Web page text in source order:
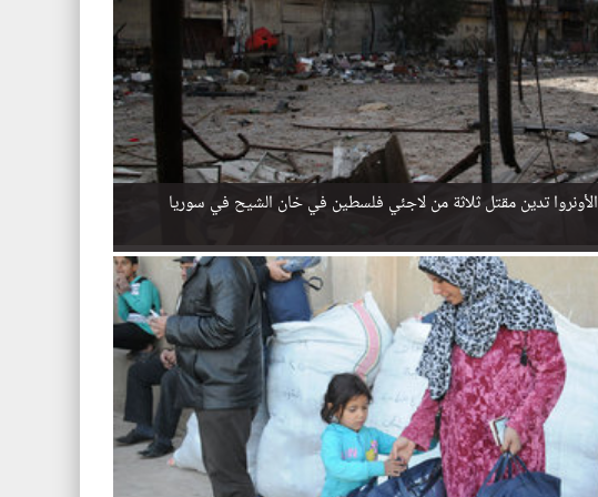
الأونروا تدين مقتل ثلاثة من لاجئي فلسطين في خان الشيح في سوريا